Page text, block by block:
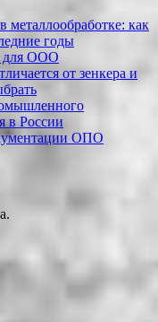
как
годы
для ООО
от зенкера и
в России
ОПО